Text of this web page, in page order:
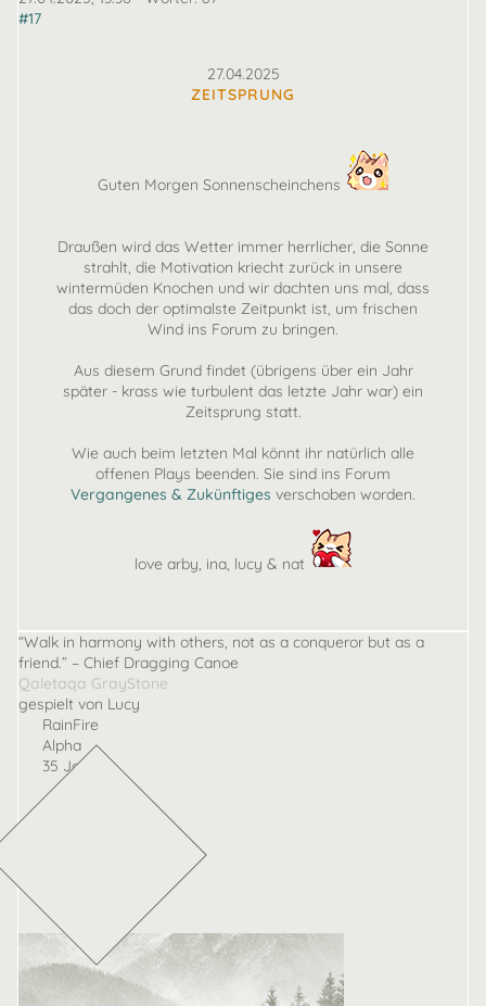
#17
27.04.2025
ZEITSPRUNG
Guten Morgen Sonnenscheinchens
Draußen wird das Wetter immer herrlicher, die Sonne
strahlt, die Motivation kriecht zurück in unsere
wintermüden Knochen und wir dachten uns mal, dass
das doch der optimalste Zeitpunkt ist, um frischen
Wind ins Forum zu bringen.
Aus diesem Grund findet (übrigens über ein Jahr
später - krass wie turbulent das letzte Jahr war) ein
Zeitsprung statt.
Wie auch beim letzten Mal könnt ihr natürlich alle
offenen Plays beenden. Sie sind ins Forum
Vergangenes & Zukünftiges verschoben worden.
love arby, ina, lucy & nat
“Walk in harmony with others, not as a conqueror but as a
friend.” – Chief Dragging Canoe
Qaletaqa GrayStone
gespielt von Lucy
RainFire
Alpha
35 Jahre